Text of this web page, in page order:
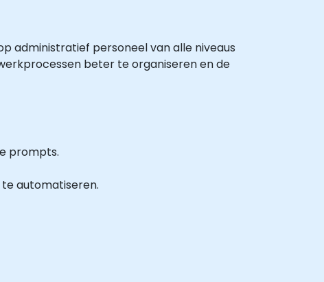
administratief personeel van alle niveaus
beter te organiseren en de
prompts.
automatiseren.